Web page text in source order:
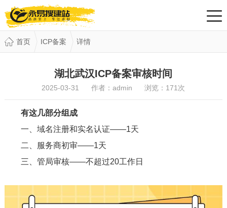
首页 ICP备案 详情
湖北武汉ICP备案审核时间
2025-03-31 作者：admin 浏览： 171 次
有这几部分组成
一、域名注册和实名认证——1天
二、服务商初审——1天
三、管局审核——不超过20工作日